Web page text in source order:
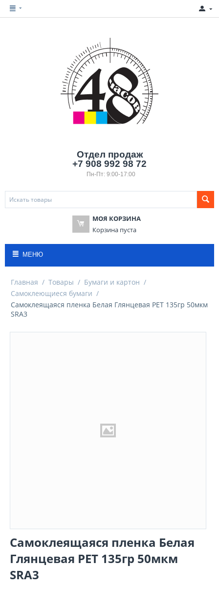
Отдел продаж
+7 908 992 98 72
Пн-Пт: 9:00-17:00
МОЯ КОРЗИНА
Корзина пуста
МЕНЮ
Главная / Товары / Бумаги и картон /
Самоклеющиеся бумаги /
Самоклеящаяся пленка Белая Глянцевая PET 135гр 50мкм
SRA3
Самоклеящаяся пленка Белая
Глянцевая PET 135гр 50мкм
SRA3